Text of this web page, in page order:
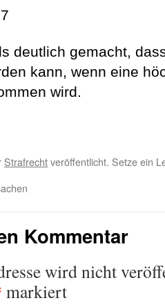
deutlich gemacht,
kann, wenn eine
wird.
Strafrechtveröffentlicht. Setze ein
Kommentar
wird nicht
markiert